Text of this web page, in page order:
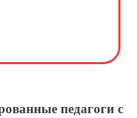
педагоги с